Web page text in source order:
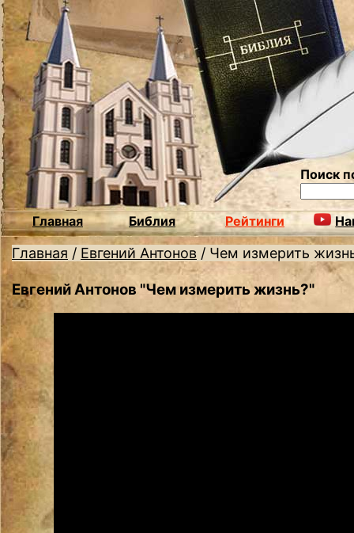
Поиск
Главная Библия Рейтинги
Главная / Евгений Антонов / Чем измерить
Евгений Антонов "Чем измерить жизнь?"